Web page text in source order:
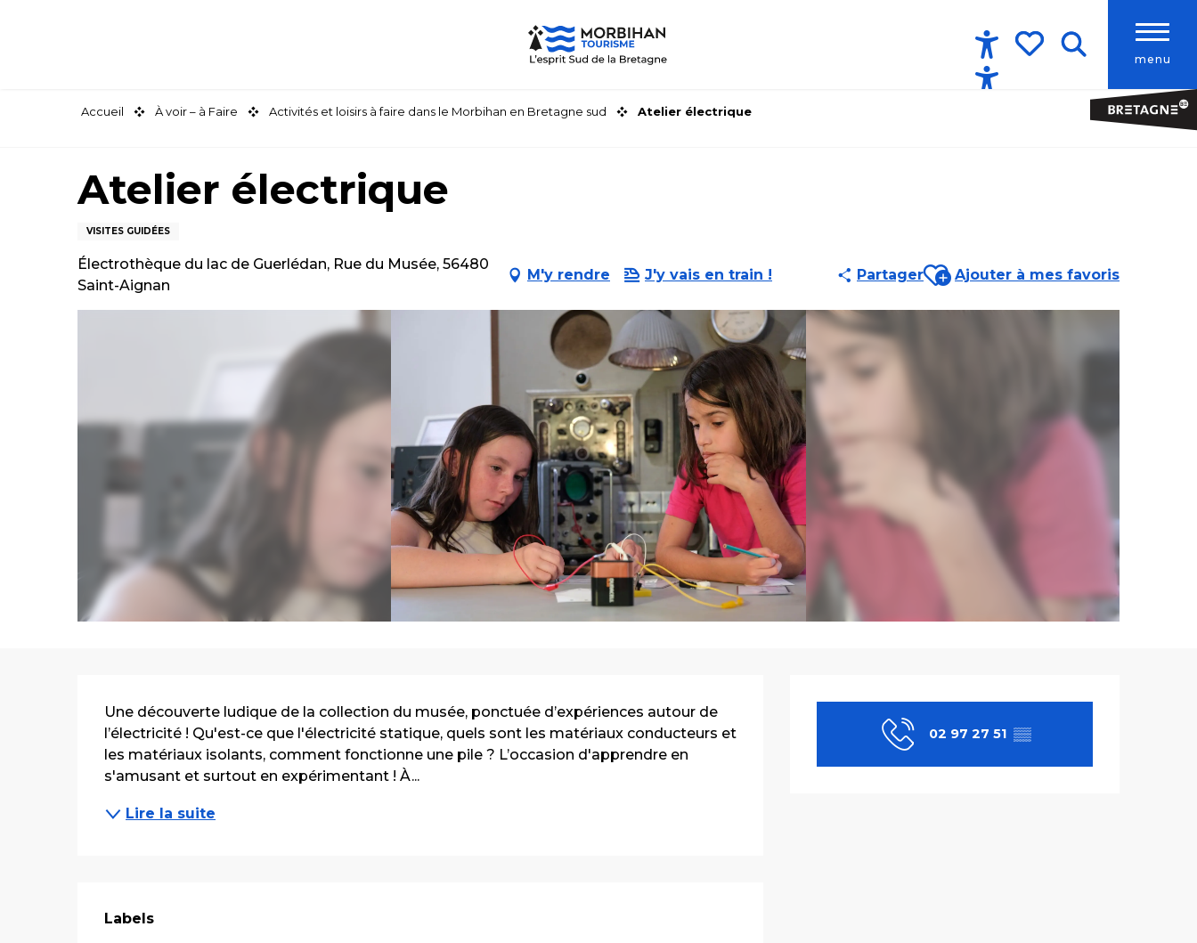
menu
Accessibilité
Accueil À voir – à Faire Activités et loisirs à faire dans le Morbihan en Bretagne sud Atelier électrique
Atelier électrique
VISITES GUIDÉES
Électrothèque du lac de Guerlédan, Rue du Musée, 56480
Saint-Aignan
M'y rendre J'y vais en train ! PartagerAjouter aux favoris
Ajouter à mes favoris
Ouverture et
02 97 27 51 ▒▒
Description
Une découverte ludique de la collection du musée, ponctuée d’expériences autour de
l’électricité ! Qu'est-ce que l'électricité statique, quels sont les matériaux conducteurs et
les matériaux isolants, comment fonctionne une pile ? L’occasion d'apprendre en
s'amusant et surtout en expérimentant ! À...
Lire la suite
Offres de prestations
Labels
Labels